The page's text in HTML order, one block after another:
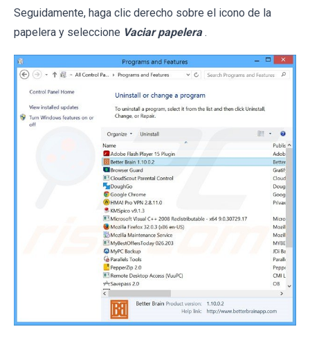
Seguidamente, haga clic derecho sobre el icono de la
papelera y seleccione Vaciar papelera .